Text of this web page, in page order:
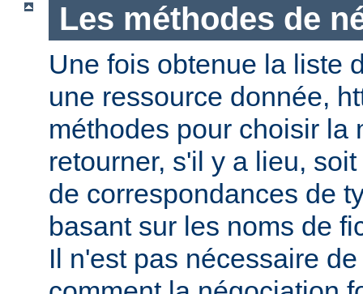
Les méthodes de
Une fois obtenue la liste
une ressource donnée,
méthodes pour choisir la
retourner, s'il y a lieu,
de correspondances de
basant sur les noms de
Il n'est pas nécessaire